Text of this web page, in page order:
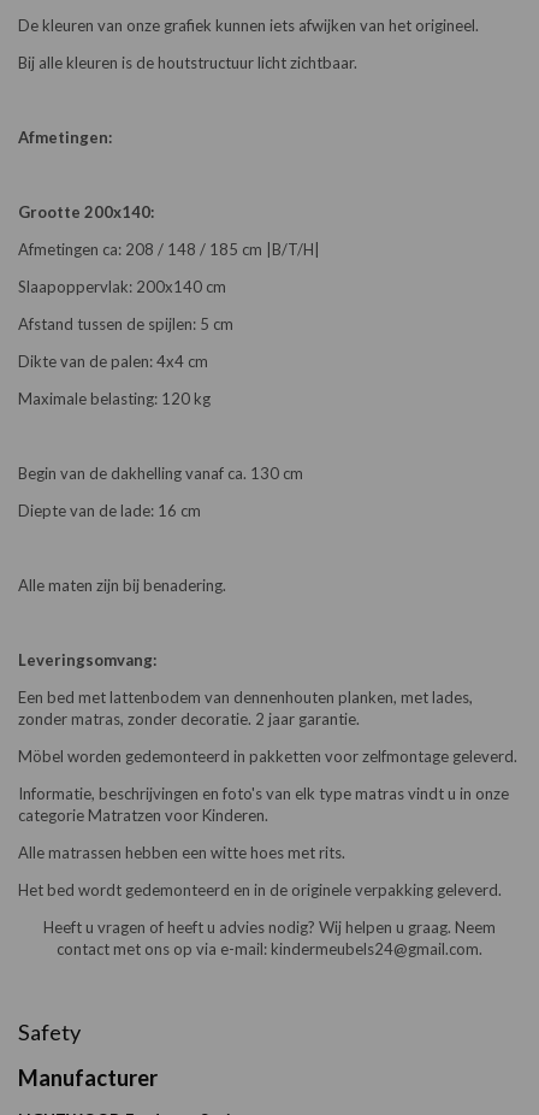
De kleuren van onze grafiek kunnen iets afwijken van het origineel.
Bij alle kleuren is de houtstructuur licht zichtbaar.
Afmetingen:
Grootte 200x140:
Afmetingen ca: 208 / 148 / 185 cm |B/T/H|
Slaapoppervlak: 200x140 cm
Afstand tussen de spijlen: 5 cm
Dikte van de palen: 4x4 cm
Maximale belasting: 120 kg
Begin van de dakhelling vanaf ca. 130 cm
Diepte van de lade: 16 cm
Alle maten zijn bij benadering.
Leveringsomvang:
Een bed met lattenbodem van dennenhouten planken, met lades,
zonder matras, zonder decoratie. 2 jaar garantie.
Möbel worden gedemonteerd in pakketten voor zelfmontage geleverd.
Informatie, beschrijvingen en foto's van elk type matras vindt u in onze
categorie Matratzen voor Kinderen.
Alle matrassen hebben een witte hoes met rits.
Het bed wordt gedemonteerd en in de originele verpakking geleverd.
Heeft u vragen of heeft u advies nodig? Wij helpen u graag. Neem
contact met ons op via e-mail: kindermeubels24@gmail.com.
Safety
Manufacturer